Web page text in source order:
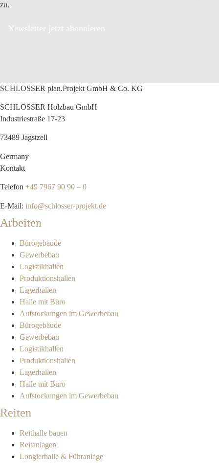
zu.
Newsletter jetzt abonnieren
SCHLOSSER plan.Projekt GmbH & Co. KG
SCHLOSSER Holzbau GmbH
Industriestraße 17-23
73489 Jagstzell
Germany
Kontakt
Telefon +49 7967 90 90 – 0
E-Mail: info@schlosser-projekt.de
Arbeiten
Bürogebäude
Gewerbebau
Logistikhallen
Produktionshallen
Lagerhallen
Halle mit Büro
Aufstockungen im Gewerbebau
Bürogebäude
Gewerbebau
Logistikhallen
Produktionshallen
Lagerhallen
Halle mit Büro
Aufstockungen im Gewerbebau
Reiten
Reithalle bauen
Reitanlagen
Longierhalle & Führanlage